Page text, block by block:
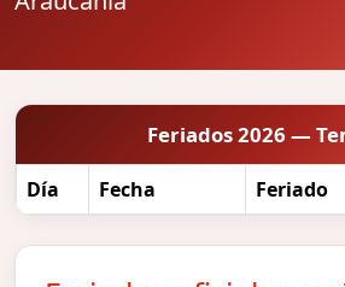
Feriados 2026 —
Día Fecha Feriado